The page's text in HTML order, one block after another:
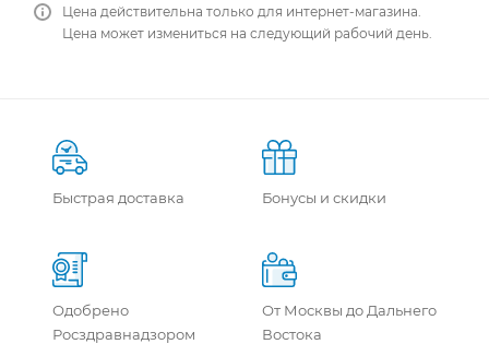
Цена действительна только для интернет-магазина.
Цена может измениться на следующий рабочий день.
Быстрая доставка Бонусы и скидки
Одобрено
Росздравнадзором
От Москвы до Дальнего
Востока